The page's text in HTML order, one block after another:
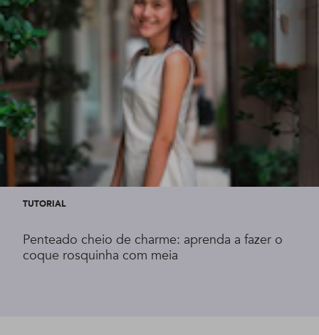
TUTORIAL
Penteado cheio de charme: aprenda a fazer o
coque rosquinha com meia